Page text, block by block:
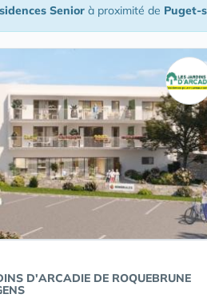
Senior à proximité de Puget-
D'ARCADIE DE ROQUEBRUNE